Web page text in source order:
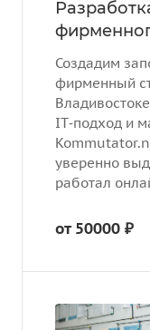
Создадим
фирменный
IT‑подход и
уверенно
работал
от 50000 ₽